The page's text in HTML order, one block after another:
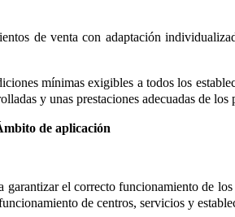
de venta con adaptación
mínimas exigibles a todos los
y unas prestaciones adecuadas de los
de aplicación
el correcto funcionamiento de
de centros, servicios y